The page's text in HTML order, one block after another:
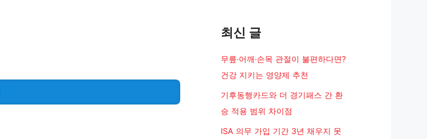
최신 글
무릎·어깨·손목 관절이 불편하다면?
건강 지키는 영양제 추천
기후동행카드와 더 경기패스 간 환
승 적용 범위 차이점
ISA 의무 가입 기간 3년 채우지 못